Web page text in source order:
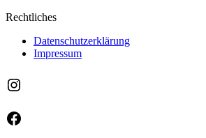
Rechtliches
Datenschutzerklärung
Impressum
Instagram
Facebook